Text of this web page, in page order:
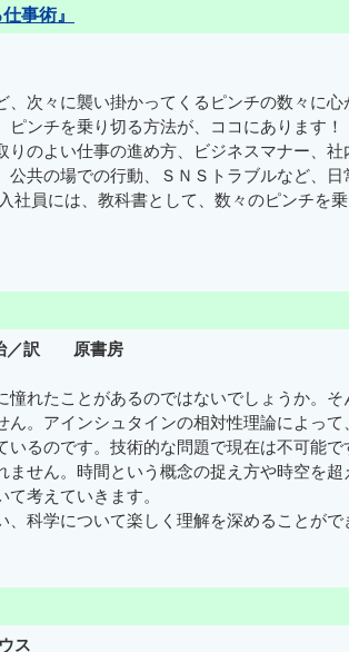
事術』
次々に襲い掛かってくるピンチの数々に心
ンチを乗り切る方法が、ココにあります！
のよい仕事の進め方、ビジネスマナー、社
公共の場での行動、ＳＮＳトラブルなど、
社員には、教科書として、数々のピンチを
治／訳 原書房
れたことがあるのではないでしょうか。
。アインシュタインの相対性理論によっ
るのです。技術的な問題で現在は不可能
ません。時間という概念の捉え方や時空を
考えていきます。
科学について楽しく理解を深めることがで
ス